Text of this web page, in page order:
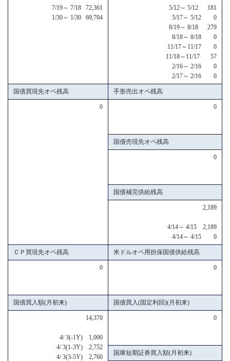
7/19～ 7/18 72,361
1/30～ 1/30 69,704
5/12～ 5/12 181
5/17～ 5/12 0
8/19～ 8/18 279
8/18～ 8/18 0
11/17～11/17 0
11/18～11/17 57
2/16～ 2/16 0
2/17～ 2/16 0
国債買現先オペ残高 手形売出オペ残高
0 0
国債売現先オペ残高
0
国債補完供給残高
2,189
4/14～ 4/15 2,189
4/14～ 4/15 0
ＣＰ買現先オペ残高 米ドルオペ用担保国債供給残高
0 0
国債買入額(月初来) 国債買入(固定利回)(月初来)
14,370
4/ 3(-1Y) 1,000
4/ 3(1-3Y) 2,752
4/ 3(3-5Y) 2,760
0
国庫短期証券買入額(月初来)